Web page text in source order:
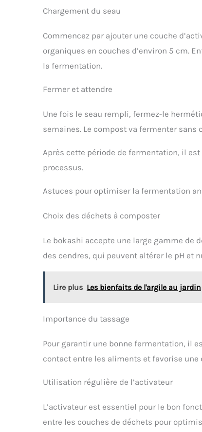
Chargement du seau
Commencez par ajouter une couche
organiques en couches d’environ 5 cm.
la fermentation.
Fermer et attendre
Une fois le seau rempli, fermez-le
semaines. Le compost va fermenter
Après cette période de fermentation, il
processus.
Astuces pour optimiser la fermentation
Choix des déchets à composter
Le bokashi accepte une large gamme de
des cendres, qui peuvent altérer le pH et
Lire plus Les bienfaits de l'argile au jardin
Importance du tassage
Pour garantir une bonne fermentation, il
contact entre les aliments et favorise
Utilisation régulière de l’activateur
L’activateur est essentiel pour le bon
entre les couches de déchets pour